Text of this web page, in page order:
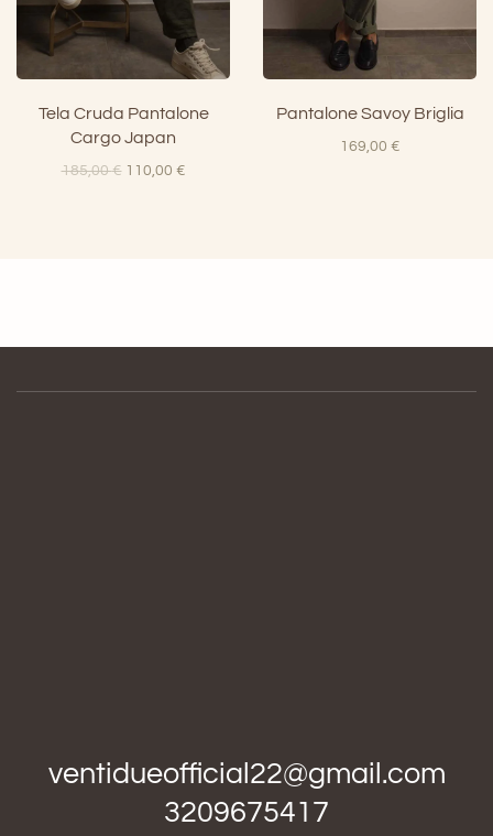
Tela Cruda Pantalone
Cargo Japan
185,00€ Il110,00 €Il
Pantalone Savoy Briglia
169,00 €
ventidueofficial22@gmail.com
3209675417